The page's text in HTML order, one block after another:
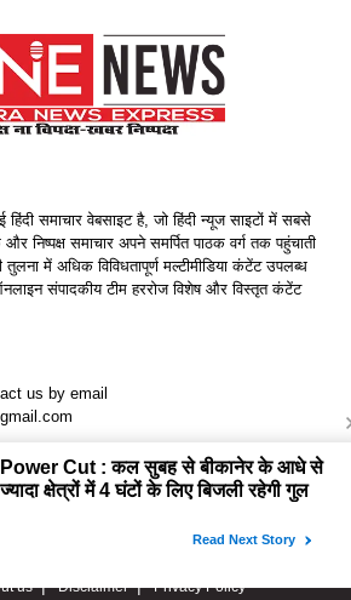
समाचार वेबसाइट है, जो हिंदी न्यूज साइटों में सबसे
निष्पक्ष समाचार अपने समर्पित पाठक वर्ग तक पहुंचाती
में अधिक विविधतापूर्ण मल्टीमीडिया कंटेंट उपलब्ध
संपादकीय टीम हररोज विशेष और विस्तृत कंटेंट
us by email
RudraNewsExpress. All rights Reserved.
us Disclaimer Privacy Policy